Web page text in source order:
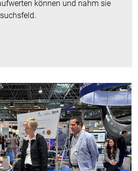
können und nahm sie